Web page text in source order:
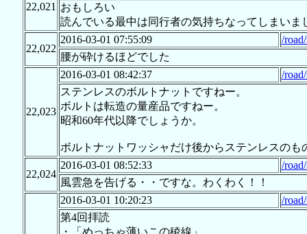
22,021 おもしろい
読んでいる最中は同行者の気持ちなってしまいま
22,022
2016-03-01 07:55:09
/
腰が砕けるほどでした
22,023
2016-03-01 08:42:37
/
ステンレスのボルトナットですねー。
ボルトは転造の量産品ですねー。
昭和60年代以降でしょうか。
ボルトナットワッシャだけ後からステンレスの
22,024
2016-03-01 08:52:33
/
風雲急を告げる・・ですな。わくわく！！
2016-03-01 10:20:23
/
第4回拝読